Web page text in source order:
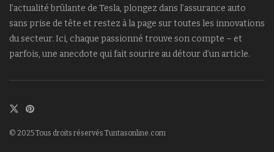
l’actualité brûlante de Tesla, plongez dans l’assurance auto
sans prise de tête et restez à la page sur toutes les innovations
du secteur. Ici, chaque passionné trouve son compte – et
parfois, une anecdote qui fait sourire au détour d’un article.
© 2025 Tous droits réservés Tuntasonline.com